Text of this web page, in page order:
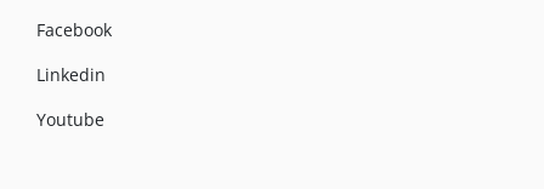
Facebook
Linkedin
Youtube